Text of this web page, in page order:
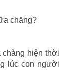
chăng?
chàng hiện thời
lúc con người